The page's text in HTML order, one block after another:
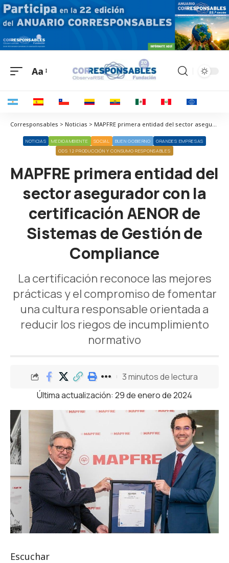
Aa
Corresponsables > Noticias > MAPFRE primera entidad del sector asegurador con la certificación AENOR de Sistemas de Gestión de Compliance
NOTICIAS MEDIOAMBIENTE SOCIAL BUEN GOBIERNO
GRANDES EMPRESAS
ODS 12 PRODUCCIÓN Y CONSUMO RESPONSABLES
MAPFRE primera entidad del
sector asegurador con la
certificación AENOR de
Sistemas de Gestión de
Compliance
La certificación reconoce las mejores
prácticas y el compromiso de fomentar
una cultura responsable orientada a
reducir los riegos de incumplimiento
normativo
Última actualización: 29 de enero de 2024
3 minutos de lectura
Escuchar